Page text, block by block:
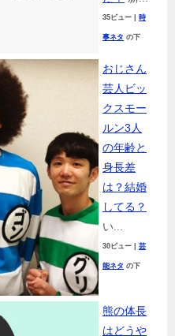
35ビュー 時
事ネタ の下
おじさん
芸人ビッ
クスモー
ルン3人
の年齢と
身長差
は？結婚
してる？
い...
30ビュー 芸
能ネタ の下
熊の体長
はどうや